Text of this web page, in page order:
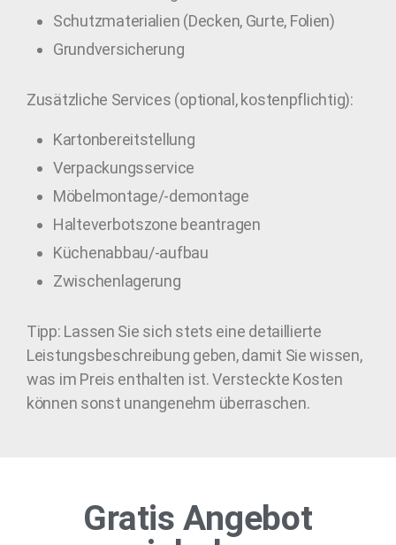
Schutzmaterialien (Decken, Gurte, Folien)
Grundversicherung
Zusätzliche Services (optional, kostenpflichtig):
Kartonbereitstellung
Verpackungsservice
Möbelmontage/-demontage
Halteverbotszone beantragen
Küchenabbau/-aufbau
Zwischenlagerung
Tipp: Lassen Sie sich stets eine detaillierte
Leistungsbeschreibung geben, damit Sie wissen,
was im Preis enthalten ist. Versteckte Kosten
können sonst unangenehm überraschen.
Gratis Angebot